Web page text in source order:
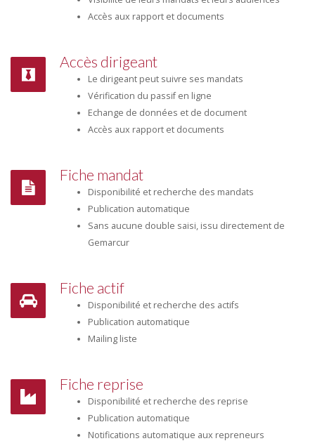
Accès aux rapport et documents
Accès dirigeant
Le dirigeant peut suivre ses mandats
Vérification du passif en ligne
Echange de données et de document
Accès aux rapport et documents
Fiche mandat
Disponibilité et recherche des mandats
Publication automatique
Sans aucune double saisi, issu directement de
Gemarcur
Fiche actif
Disponibilité et recherche des actifs
Publication automatique
Mailing liste
Fiche reprise
Disponibilité et recherche des reprise
Publication automatique
Notifications automatique aux repreneurs